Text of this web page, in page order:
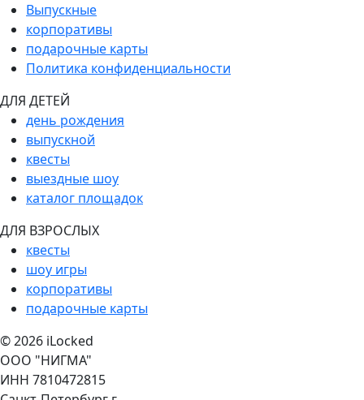
Выпускные
корпоративы
подарочные карты
Политика конфиденциальности
ДЛЯ ДЕТЕЙ
день рождения
выпускной
квесты
выездные шоу
каталог площадок
ДЛЯ ВЗРОСЛЫХ
квесты
шоу игры
корпоративы
подарочные карты
© 2026 iLocked
ООО "НИГМА"
ИНН 7810472815